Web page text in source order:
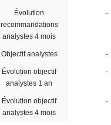
Évolution
recommandations
analystes 4 mois
-
Objectif analystes -
Évolution objectif
analystes 1 an
-
Évolution objectif
analystes 4 mois
-